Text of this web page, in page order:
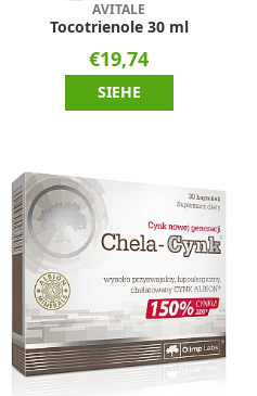
AVITALE
Tocotrienole 30 ml
€19,74
SIEHE